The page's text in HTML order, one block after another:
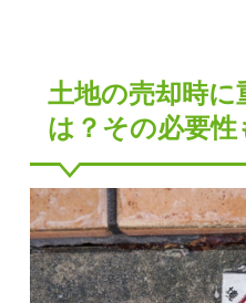
土地の売却時に
は？その必要性